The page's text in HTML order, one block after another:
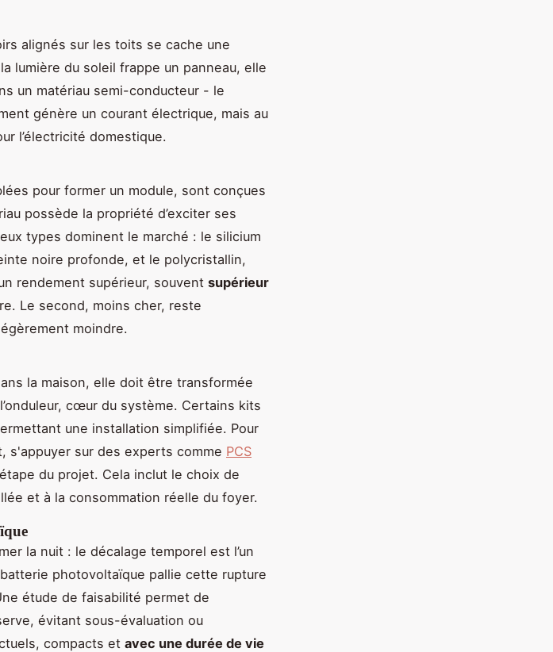
alignés sur les toits se cache une
lumière du soleil frappe un panneau, elle
un matériau semi-conducteur - le
génère un courant électrique, mais au
l’électricité domestique.
pour former un module, sont conçues
possède la propriété d’exciter ses
types dominent le marché : le silicium
noire profonde, et le polycristallin,
rendement supérieur, souvent supérieur
Le second, moins cher, reste
moindre.
la maison, elle doit être transformée
cœur du système. Certains kits
une installation simplifiée. Pour
s'appuyer sur des experts comme PCS
du projet. Cela inclut le choix de
et à la consommation réelle du foyer.
la nuit : le décalage temporel est l’un
photovoltaïque pallie cette rupture
étude de faisabilité permet de
évitant sous-évaluation ou
compacts et avec une durée de vie